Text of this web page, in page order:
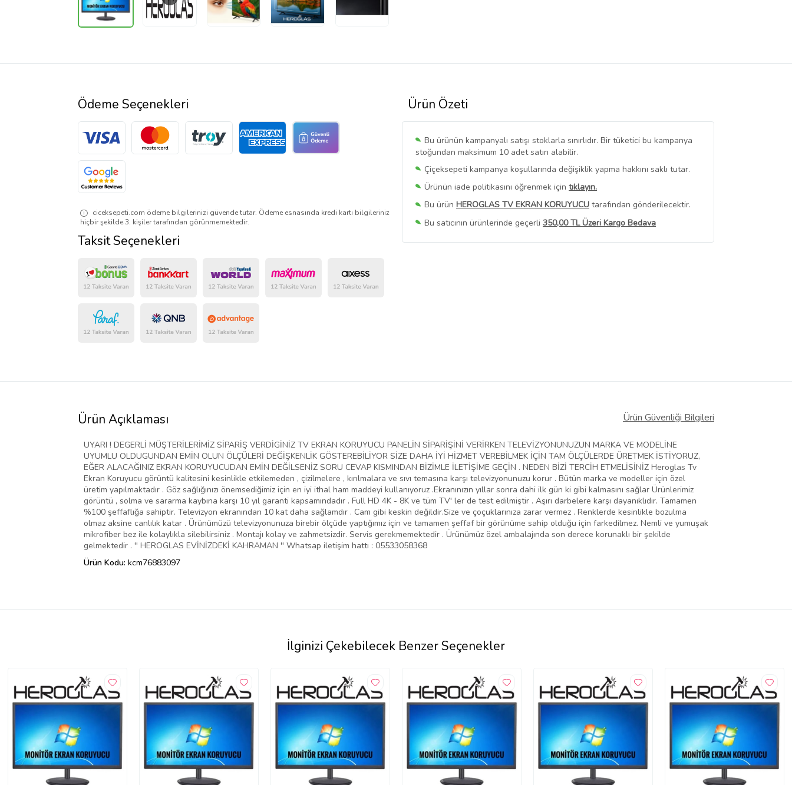
Ürün Özeti
Bu ürünün kampanyalı satışı stoklarla sınırlıdır. Bir tüketici bu kampanya
stoğundan maksimum 10 adet satın alabilir.
Çiçeksepeti kampanya koşullarında değişiklik yapma hakkını saklı tutar.
Ürünün iade politikasını öğrenmek için tıklayın.
Bu ürün HEROGLAS TV EKRAN KORUYUCU tarafından gönderilecektir.
Bu satıcının ürünlerinde geçerli 350,00 TL Üzeri Kargo Bedava
Bu SatıcınınTüm Ürünlerini Görüntüle
Ödeme Seçenekleri
ciceksepeti.com ödeme bilgilerinizi güvende tutar. Ödeme esnasında kredi kartı bilgileriniz
hiçbir şekilde 3. kişiler tarafından görünmemektedir.
Taksit Seçenekleri
Ürün Açıklaması Ürün Güvenliği Bilgileri
UYARI ! DEGERLİ MÜŞTERİLERİMİZ SİPARİŞ VERDİGİNİZ TV EKRAN KORUYUCU PANELİN SİPARİŞİNİ VERİRKEN TELEVİZYONUNUZUN MARKA VE MODELİNE
UYUMLU OLDUGUNDAN EMİN OLUN ÖLÇÜLERİ DEĞİŞKENLİK GÖSTEREBİLİYOR SİZE DAHA İYİ HİZMET VEREBİLMEK İÇİN TAM ÖLÇÜLERDE ÜRETMEK İSTİYORUZ,
EĞER ALACAĞINIZ EKRAN KORUYUCUDAN EMİN DEĞİLSENİZ SORU CEVAP KISMINDAN BİZİMLE İLETİŞİME GEÇİN . NEDEN BİZİ TERCİH ETMELİSİNİZ Heroglas Tv
Ekran Koruyucu görüntü kalitesini kesinlikle etkilemeden , çizilmelere , kırılmalara ve sıvı temasına karşı televizyonunuzu korur . Bütün marka ve modeller için özel
üretim yapılmaktadır . Göz sağlığınızı önemsediğimiz için en iyi ithal ham maddeyi kullanıyoruz .Ekranınızın yıllar sonra dahi ilk gün ki gibi kalmasını sağlar Ürünlerimiz
görüntü , solma ve sararma kaybına karşı 10 yıl garanti kapsamındadır . Full HD 4K - 8K ve tüm TV' ler de test edilmiştir . Aşırı darbelere karşı dayanıklıdır. Tamamen
%100 şeffaflığa sahiptir. Televizyon ekranından 10 kat daha sağlamdır . Cam gibi keskin değildir.Size ve çoçuklarınıza zarar vermez . Renklerde kesinlikle bozulma
olmaz aksine canlılık katar . Ürünümüzü televizyonunuza birebir ölçüde yaptığımız için ve tamamen şeffaf bir görünüme sahip olduğu için farkedilmez. Nemli ve yumuşak
mikrofiber bez ile kolaylıkla silebilirsiniz . Montajı kolay ve zahmetsizdir. Servis gerekmemektedir . Ürünümüz özel ambalajında son derece korunaklı bir şekilde
gelmektedir . '' HEROGLAS EVİNİZDEKİ KAHRAMAN '' Whatsap iletişim hattı : 05533058368
Ürün Kodu: kcm76883097
İlginizi Çekebilecek Benzer Seçenekler